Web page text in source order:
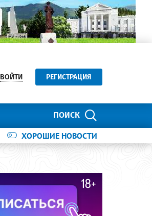
ВОЙТИ РЕГИСТРАЦИЯ
ПОИСК
ХОРОШИЕ НОВОСТИ